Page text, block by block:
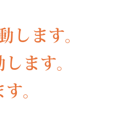
ます。
ます。
。